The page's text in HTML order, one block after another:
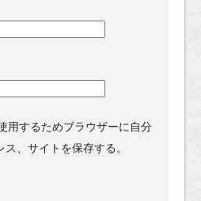
用するためブラウザーに自分
、サイトを保存する。